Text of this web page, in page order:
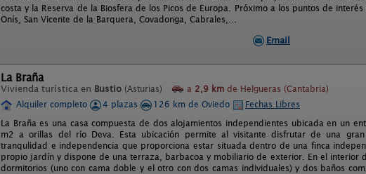
costa y la Reserva de la Biosfera de los Picos de Europa. Próximo a los puntos de
Onís, San Vicente de la Barquera, Covadonga, Cabrales,...
Email
La Braña
Vivienda turística en Bustio (Asturias) a 2,9 km de Helgueras (Cantabria)
Alquiler completo
4 plazas 126 km de Oviedo
Fechas Libres
La Braña es una casa compuesta de dos alojamientos independientes ubicada en un
m2 a orillas del río Deva. Esta ubicación permite al visitante disfrutar de una
tranqulidad e independencia que proporciona estar situada dentro de una finca
propio jardín y dispone de una terraza, barbacoa y mobiliario de exterior. En el interior
dormitorios (uno con cama doble y el otro con dos camas individuales) y dos baños